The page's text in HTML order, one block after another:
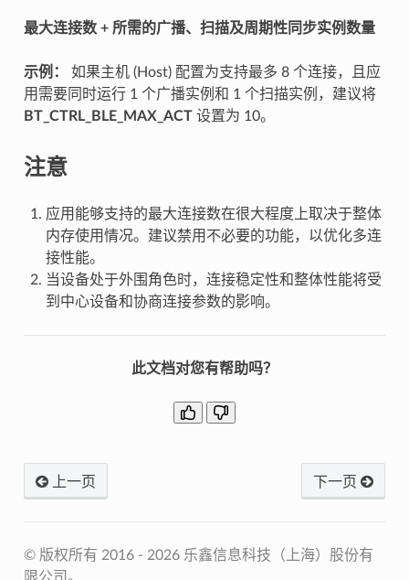
最大连接数 + 所需的广播、扫描及周期性同步实例数量
示例：
如果主机 (Host) 配置为支持最多 8 个连接，且应
用需要同时运行 1 个广播实例和 1 个扫描实例，建议将
BT_CTRL_BLE_MAX_ACT设置为 10。
注意
应用能够支持的最大连接数在很大程度上取决于整体
内存使用情况。建议禁用不必要的功能，以优化多连
接性能。
当设备处于外围角色时，连接稳定性和整体性能将受
到中心设备和协商连接参数的影响。
此文档对您有帮助吗？
上一页 下一页
© 版权所有 2016 - 2026 乐鑫信息科技（上海）股份有